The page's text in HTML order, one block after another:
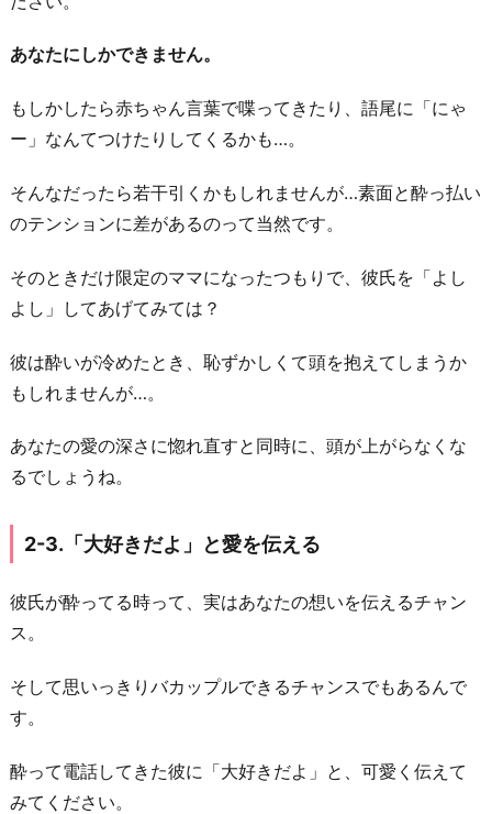
あなたにしかできません。
もしかしたら赤ちゃん言葉で喋ってきたり、語尾に「にゃ
ー」なんてつけたりしてくるかも…。
そんなだったら若干引くかもしれませんが…素面と酔っ払い
のテンションに差があるのって当然です。
そのときだけ限定のママになったつもりで、彼氏を「よし
よし」してあげてみては？
彼は酔いが冷めたとき、恥ずかしくて頭を抱えてしまうか
もしれませんが…。
あなたの愛の深さに惚れ直すと同時に、頭が上がらなくな
るでしょうね。
2-3.「大好きだよ」と愛を伝える
彼氏が酔ってる時って、実はあなたの想いを伝えるチャン
ス。
そして思いっきりバカップルできるチャンスでもあるんで
す。
酔って電話してきた彼に「大好きだよ」と、可愛く伝えて
みてください。